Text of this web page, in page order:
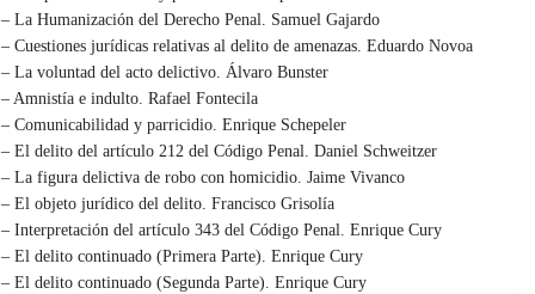
– La Humanización del Derecho Penal. Samuel Gajardo
– Cuestiones jurídicas relativas al delito de amenazas. Eduardo Novoa
– La voluntad del acto delictivo. Álvaro Bunster
– Amnistía e indulto. Rafael Fontecila
– Comunicabilidad y parricidio. Enrique Schepeler
– El delito del artículo 212 del Código Penal. Daniel Schweitzer
– La figura delictiva de robo con homicidio. Jaime Vivanco
– El objeto jurídico del delito. Francisco Grisolía
– Interpretación del artículo 343 del Código Penal. Enrique Cury
– El delito continuado (Primera Parte). Enrique Cury
– El delito continuado (Segunda Parte). Enrique Cury